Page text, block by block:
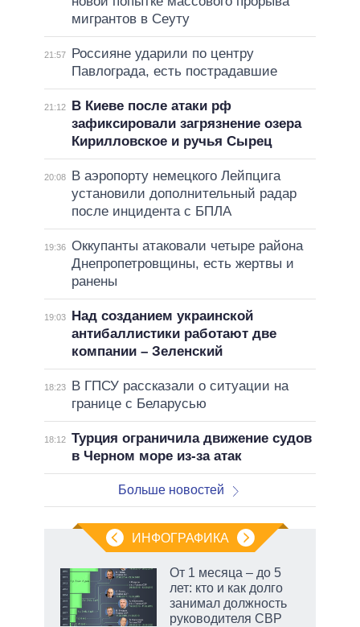
мигрантов в Сеуту
21:57
Россияне ударили по центру
Павлограда, есть пострадавшие
21:12
В Киеве после атаки рф
зафиксировали загрязнение озера
Кирилловское и ручья Сырец
20:08
В аэропорту немецкого Лейпцига
установили дополнительный радар
после инцидента с БПЛА
19:36 Оккупанты атаковали четыре района
Днепропетровщины, есть жертвы и
ранены
19:03
Над созданием украинской
антибаллистики работают две
компании – Зеленский
18:23
В ГПСУ рассказали о ситуации на
границе с Беларусью
18:12 Турция ограничила движение судов
в Черном море из-за атак
Больше новостей
ИНФОГРАФИКА
От 1 месяца – до 5
лет: кто и как долго
занимал должность
руководителя СВР